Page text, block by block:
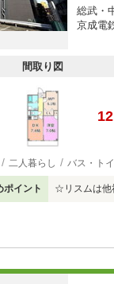
総武・
京成電
間取り図
二人暮らし バス・ト
ポイント ☆リスムは他